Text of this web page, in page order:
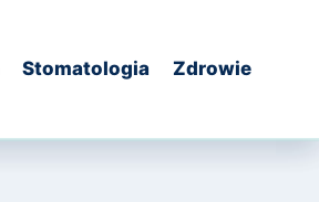
Stomatologia Zdrowie